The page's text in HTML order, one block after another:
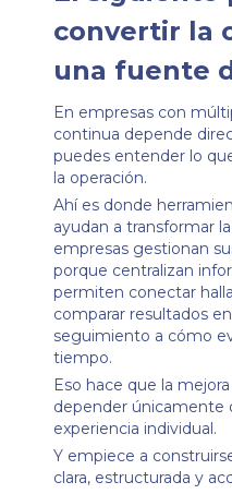
convertir la
una fuente
En empresas con
continua depende
puedes entender lo
la operación.
Ahí es donde
ayudan a transformar
empresas gestionan
porque centralizan
permiten conectar
comparar resultados
seguimiento a cómo
tiempo.
Eso hace que la
depender únicamente
experiencia individual.
Y empiece a
clara, estructurada y